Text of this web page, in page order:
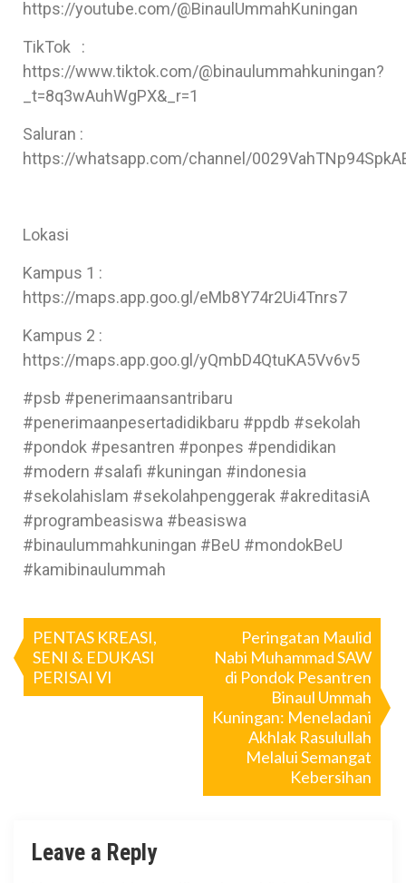
https://youtube.com/@BinaulUmmahKuningan
TikTok :
https://www.tiktok.com/@binaulummahkuningan?
_t=8q3wAuhWgPX&_r=1
Saluran :
https://whatsapp.com/channel/
Lokasi
Kampus 1 :
https://maps.app.goo.gl/eMb8Y74r2Ui4Tnrs7
Kampus 2 :
https://maps.app.goo.gl/yQmbD4QtuKA5Vv6v5
#psb #penerimaansantribaru
#penerimaanpesertadidikbaru #ppdb #sekolah
#pondok #pesantren #ponpes #pendidikan
#modern #salafi #kuningan #indonesia
#sekolahislam #sekolahpenggerak #akreditasiA
#programbeasiswa #beasiswa
#binaulummahkuningan #BeU #mondokBeU
#kamibinaulummah
PENTAS KREASI,
SENI & EDUKASI
PERISAI VI
Peringatan Maulid
Nabi Muhammad SAW
di Pondok Pesantren
Binaul Ummah
Kuningan: Meneladani
Akhlak Rasulullah
Melalui Semangat
Kebersihan
Leave a Reply